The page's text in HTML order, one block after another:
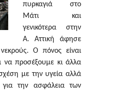
πυρκαγιά στο
Μάτι και
γενικότερα στην
Α. Αττική άφησε
Ο πόνος είναι
να προσέξουμε κι άλλα
με την υγεία αλλά
για την ασφάλεια των